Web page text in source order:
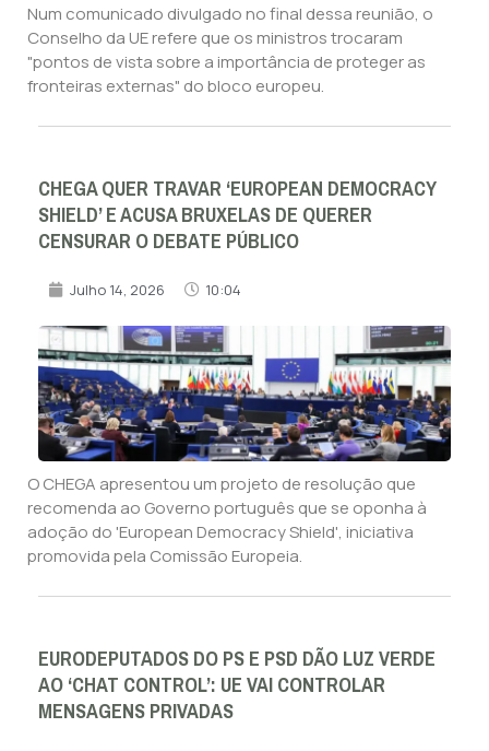
Num comunicado divulgado no final dessa reunião, o
Conselho da UE refere que os ministros trocaram
"pontos de vista sobre a importância de proteger as
fronteiras externas" do bloco europeu.
CHEGA QUER TRAVAR ‘EUROPEAN DEMOCRACY
SHIELD’ E ACUSA BRUXELAS DE QUERER
CENSURAR O DEBATE PÚBLICO
Julho 14, 2026 10:04
O CHEGA apresentou um projeto de resolução que
recomenda ao Governo português que se oponha à
adoção do 'European Democracy Shield', iniciativa
promovida pela Comissão Europeia.
EURODEPUTADOS DO PS E PSD DÃO LUZ VERDE
AO ‘CHAT CONTROL’: UE VAI CONTROLAR
MENSAGENS PRIVADAS